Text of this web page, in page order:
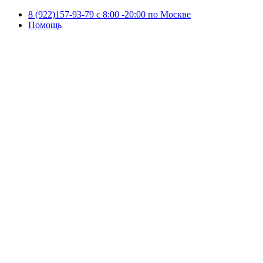
8 (922)157-93-79 c 8:00 -20:00 по Москве
Помощь